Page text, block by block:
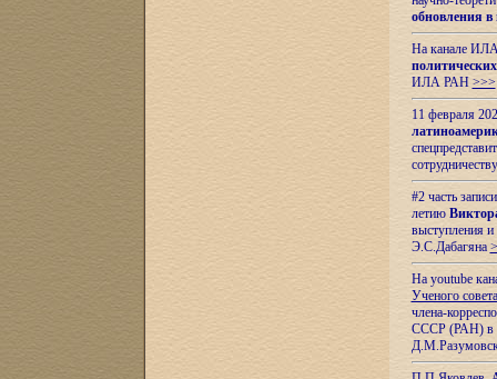
обновления в
На канале
ИЛА РАН >>>
11 февраля
#2 часть
летию
выступления
Э.С.Дабагяна
На youtube
Ученого
члена-
СССР (РАН) в